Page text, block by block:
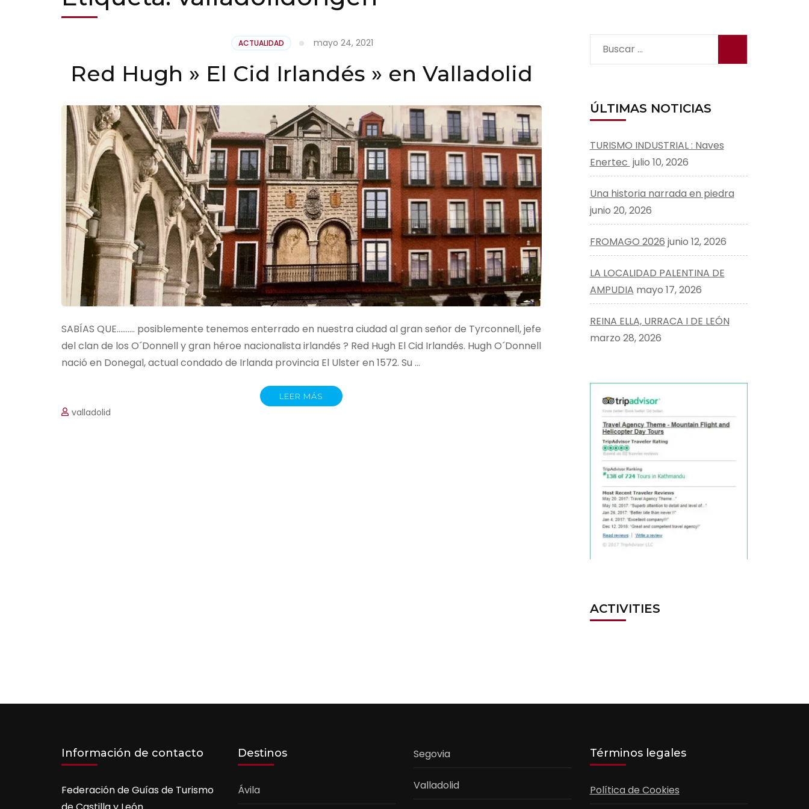
ACTUALIDAD mayo 24, 2021
Red Hugh » El Cid Irlandés » en Valladolid
SABÍAS QUE………. posiblemente tenemos enterrado en nuestra ciudad al gran señor de Tyrconnell, jefe
del clan de los O´Donnell y gran héroe nacionalista irlandés ? Red Hugh El Cid Irlandés. Hugh O´Donnell
nació en Donegal, actual condado de Irlanda provincia El Ulster en 1572. Su …
LEER MÁS
valladolid
Buscar:
ÚLTIMAS NOTICIAS
TURISMO INDUSTRIAL : Naves
Enertec julio 10, 2026
Una historia narrada en piedra
junio 20, 2026
FROMAGO 2026 junio 12, 2026
LA LOCALIDAD PALENTINA DE
AMPUDIA mayo 17, 2026
REINA ELLA, URRACA I DE LEÓN
marzo 28, 2026
ACTIVITIES
Información de contacto
Federación de Guías de Turismo
Destinos
Ávila
Segovia
Valladolid
Términos legales
Política de Cookies